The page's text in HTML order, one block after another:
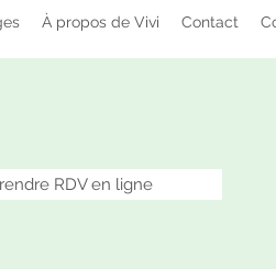
À propos de Vivi Contact
RDV en ligne